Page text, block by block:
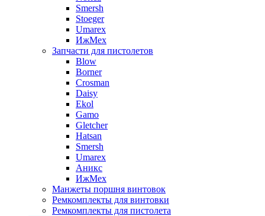
Smersh
Stoeger
Umarex
ИжМех
Запчасти для пистолетов
Blow
Borner
Crosman
Daisy
Ekol
Gamo
Gletcher
Hatsan
Smersh
Umarex
Аникс
ИжМех
Манжеты поршня винтовок
Ремкомплекты для винтовки
Ремкомплекты для пистолета